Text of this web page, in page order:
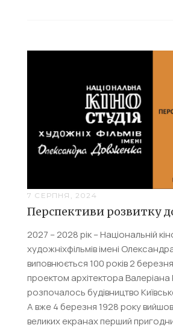
7 СЕРПНЯ, 2024
Перспективи розвитку
2027 – 2028 рік – Національній
художніхфільмів імені
виповнюється 100 років 2
проектом архітектора Валеріана
розпочалось будівництво
А вже 4 березня 1928 року
великих екранах перший